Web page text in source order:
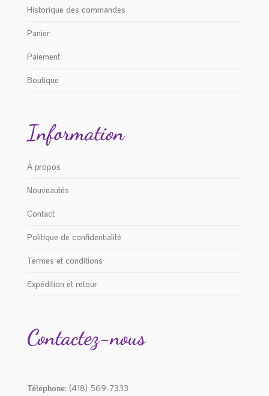
Historique des commandes
Panier
Paiement
Boutique
Information
À propos
Nouveautés
Contact
Politique de confidentialité
Termes et conditions
Expédition et retour
Contactez-nous
Téléphone:(418) 569-7333